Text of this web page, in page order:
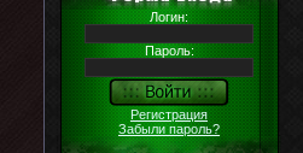
Логин:
Пароль:
Регистрация
Забыли пароль?